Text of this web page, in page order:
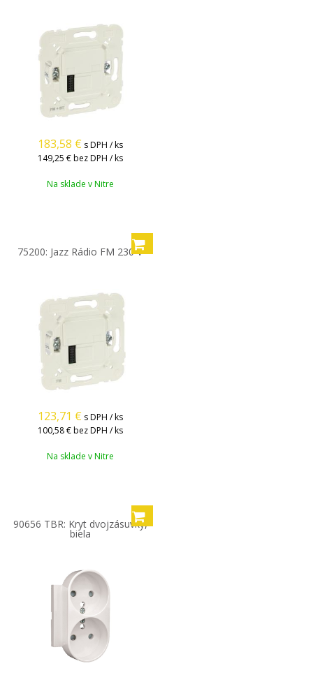
183,58 € s DPH / ks
149,25 € bez DPH / ks
Na sklade v Nitre
75200: Jazz Rádio FM 230 V
123,71 € s DPH / ks
100,58 € bez DPH / ks
Na sklade v Nitre
90656 TBR: Kryt dvojzásuvky,
biela